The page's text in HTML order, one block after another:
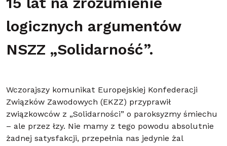
15 lat na zrozumienie
logicznych argumentów
NSZZ „Solidarność”.
Wczorajszy komunikat Europejskiej Konfederacji
Związków Zawodowych (EKZZ) przyprawił
związkowców z „Solidarności” o paroksyzmy śmiechu
– ale przez łzy. Nie mamy z tego powodu absolutnie
żadnej satysfakcji, przepełnia nas jedynie żal